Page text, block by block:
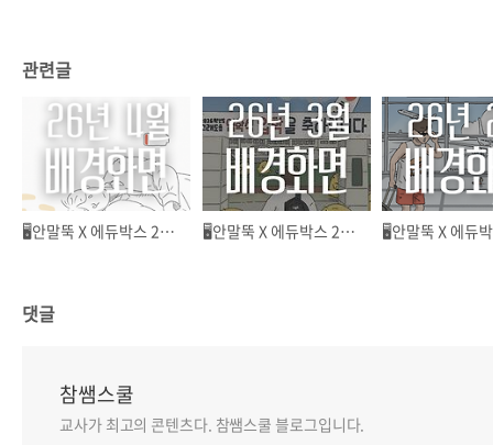
관련글
🖥️안말뚝 X 에듀박스 26년 4월 배경화면 안내 🖥️안말뚝 X 에듀박스 26년 3월 배경화면 안내
댓글
참쌤스쿨
교사가 최고의 콘텐츠다. 참쌤스쿨 블로그입니다.